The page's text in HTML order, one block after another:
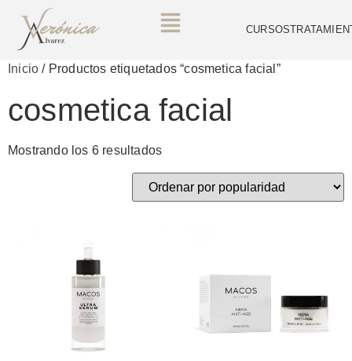
CURSOS
Inicio / Productos etiquetados “cosmetica facial”
cosmetica facial
Mostrando los 6 resultados